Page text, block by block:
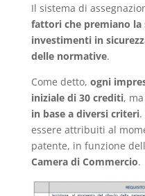
Il sistema di
fattori che premiano la
investimenti in
delle normative.
Come detto, ogni
iniziale di 30 crediti,
in base a diversi criteri.
essere attribuiti al
patente, in funzione
Camera di Commercio.